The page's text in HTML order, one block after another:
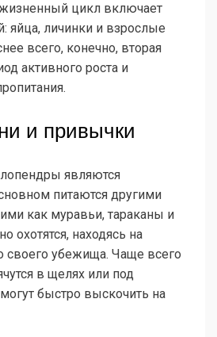
жизненный цикл включает
яйца, личинки и взрослые
всего, конечно, вторая
активного роста и
и привычки
являются
питаются другими
как муравьи, тараканы и
охотятся, находясь на
своего убежища. Чаще всего
в щелях или под
быстро выскочить на